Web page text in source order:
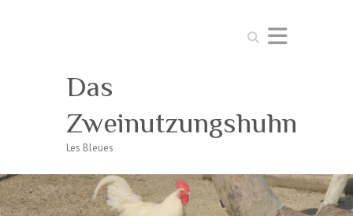
Suchen
Das
Zweinutzungshuhn
Les Bleues